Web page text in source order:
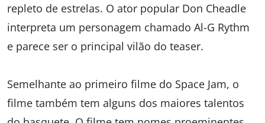
repleto de estrelas. O ator popular Don Cheadle
interpreta um personagem chamado Al-G Rythm
e parece ser o principal vilão do teaser.
Semelhante ao primeiro filme do Space Jam, o
filme também tem alguns dos maiores talentos